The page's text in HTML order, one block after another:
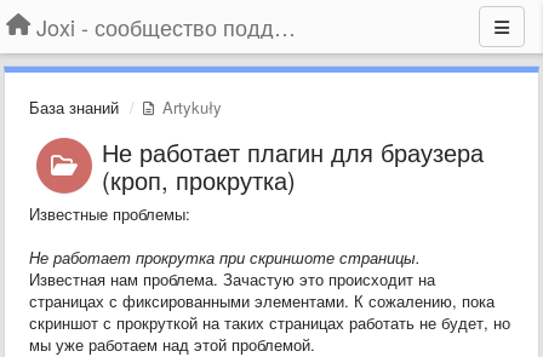
Joxi - сообщество поддержки
База знаний Artykuły
Не работает плагин для браузера
(кроп, прокрутка)
Известные проблемы:
Не работает прокрутка при скриншоте страницы.
Известная нам проблема. Зачастую это происходит на
страницах с фиксированными элементами. К сожалению, пока
скриншот с прокруткой на таких страницах работать не будет, но
мы уже работаем над этой проблемой.